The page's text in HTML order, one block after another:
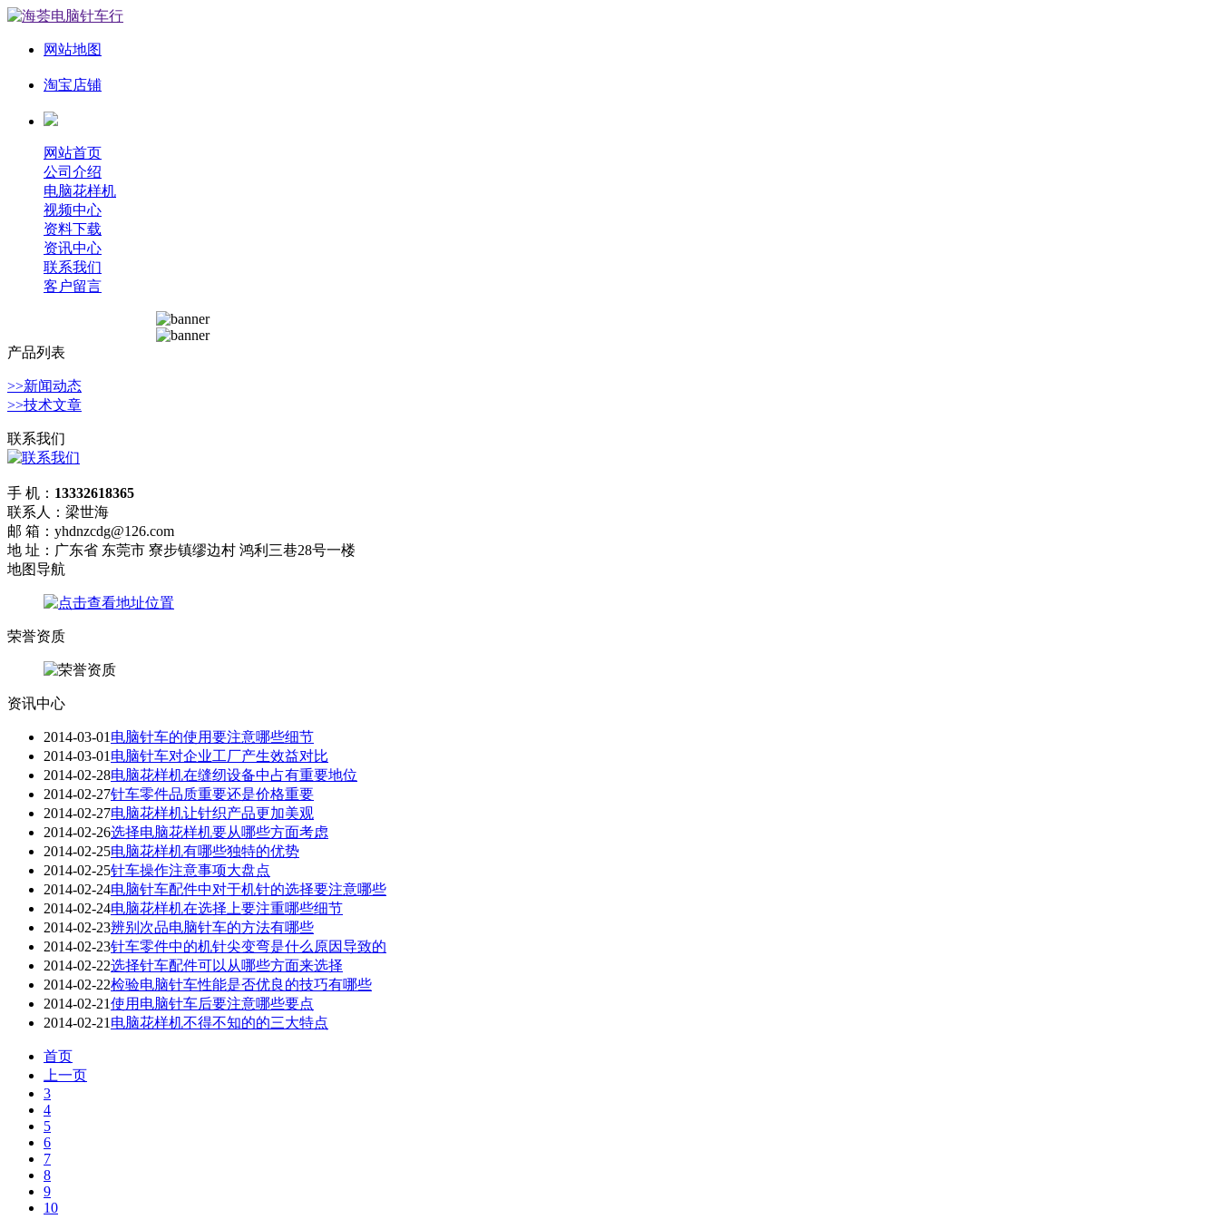
网站地图
淘宝店铺
网站首页
公司介绍
电脑花样机
视频中心
资料下载
资讯中心
联系我们
客户留言
产品列表
>>新闻动态
>>技术文章
联系我们
手 机： 13332618365
联系人：梁世海
邮 箱：yhdnzcdg@126.com
地 址：广东省 东莞市 寮步镇缪边村 鸿利三巷28号一楼
地图导航
荣誉资质
资讯中心
2014-03-01 电脑针车的使用要注意哪些细节
2014-03-01 电脑针车对企业工厂产生效益对比
2014-02-28电脑花样机在缝纫设备中占有重要地位
2014-02-27针车零件品质重要还是价格重要
2014-02-27电脑花样机让针织产品更加美观
2014-02-26选择电脑花样机要从哪些方面考虑
2014-02-25电脑花样机有哪些独特的优势
2014-02-25针车操作注意事项大盘点
2014-02-24电脑针车配件中对于机针的选择要注意哪些
2014-02-24电脑花样机在选择上要注重哪些细节
2014-02-23辨别次品电脑针车的方法有哪些
2014-02-23针车零件中的机针尖变弯是什么原因导致的
2014-02-22选择针车配件可以从哪些方面来选择
2014-02-22检验电脑针车性能是否优良的技巧有哪些
2014-02-21使用电脑针车后要注意哪些要点
2014-02-21 电脑花样机不得不知的的三大特点
首页
上一页
3
4
5
6
7
8
9
10